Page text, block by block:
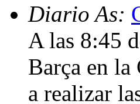
Diario As:
A las 8:45
Barça en la
a realizar